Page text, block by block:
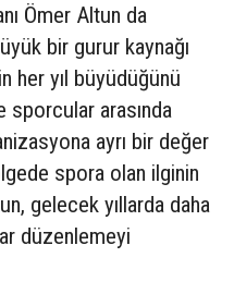
Ömer Altun da
bir gurur kaynağı
her yıl büyüdüğünü
sporcular arasında
ayrı bir değer
spora olan ilginin
gelecek yıllarda daha
düzenlemeyi